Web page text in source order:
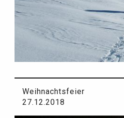
Weihnachtsfeier
27.12.2018